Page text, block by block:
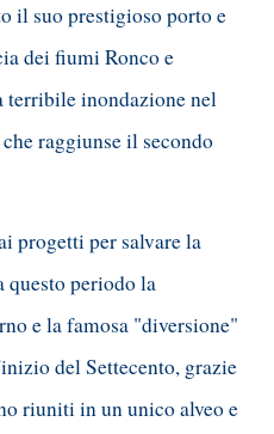
il suo prestigioso porto e
dei fiumi Ronco e
terribile inondazione nel
raggiunse il secondo
progetti per salvare la
questo periodo la
e la famosa "diversione"
del Settecento, grazie
riuniti in un unico alveo e